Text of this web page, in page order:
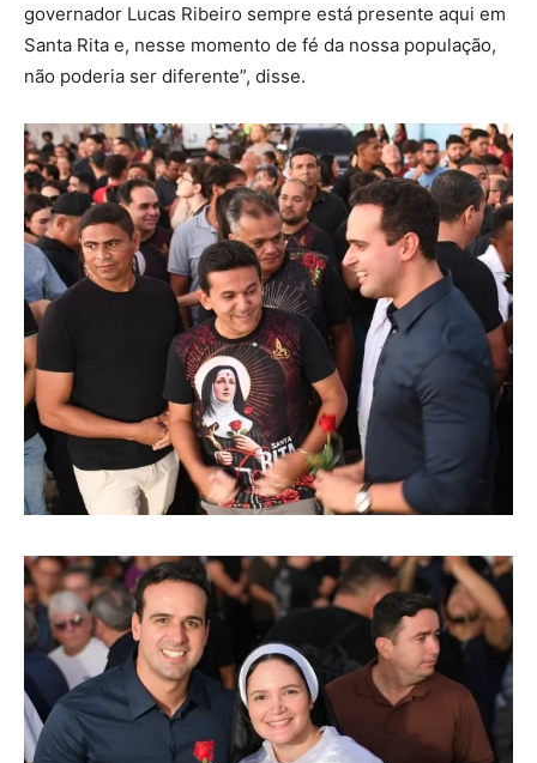
governador Lucas Ribeiro sempre está presente aqui em
Santa Rita e, nesse momento de fé da nossa população,
não poderia ser diferente”, disse.